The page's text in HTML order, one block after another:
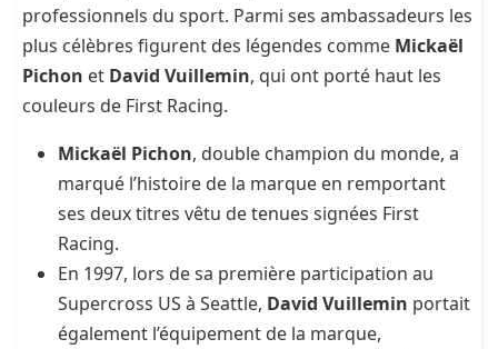
professionnels du sport. Parmi ses ambassadeurs les
plus célèbres figurent des légendes comme Mickaël
Pichon et David Vuillemin, qui ont porté haut les
couleurs de First Racing.
Mickaël Pichon, double champion du monde, a
marqué l’histoire de la marque en remportant
ses deux titres vêtu de tenues signées First
Racing.
En 1997, lors de sa première participation au
Supercross US à Seattle, David Vuillemin portait
également l’équipement de la marque,